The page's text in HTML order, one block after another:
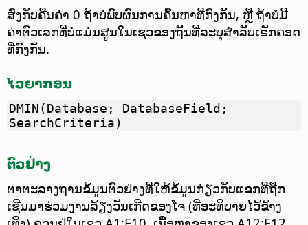
ສົ່ງກັບຄືນຄ່າ 0 ຖ້າບໍ່ພົບຜົນການຄົ້ນຫາທີ່ກົງກັນ, ຫຼື ຖ້າບໍ່ມີ
ຄ່າຕົວເລກທີ່ບໍ່ແມ່ນສູນໃນເຊວຂອງຖັນທີ່ລະບຸສຳລັບເຣັກຄອດ
ທີ່ກົງກັນ.
ໄວຍາກອນ
DMIN(Database; DatabaseField;
SearchCriteria)
ຕົວຢ່າງ
ຕາຕະລາງຖານຂໍ້ມູນຕົວຢ່າງທີ່ໃຫ້ຂໍ້ມູນກ່ຽວກັບແຂກທີ່ຖືກ
ເຊີນມາຮ່ວມງານລ້ຽງວັນເກີດຂອງໂຈ (ທີ່ອະທິບາຍໄວ້ຂ້າງ